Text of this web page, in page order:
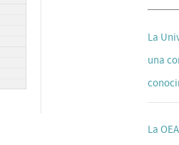
La
una
La